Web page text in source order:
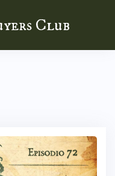
Club